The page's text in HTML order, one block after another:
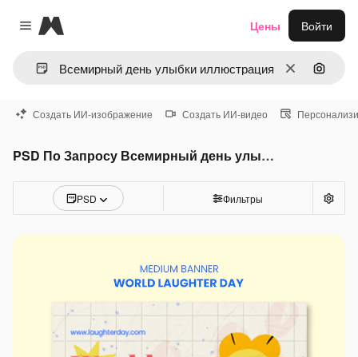
Close menu
Magnific
ОчиститьПоиск
Цены Войти
Создать ИИ-изображение Создать ИИ-видео
PSD По Запросу Всемирный день улыбки иллюстрация
PSD Фильтры